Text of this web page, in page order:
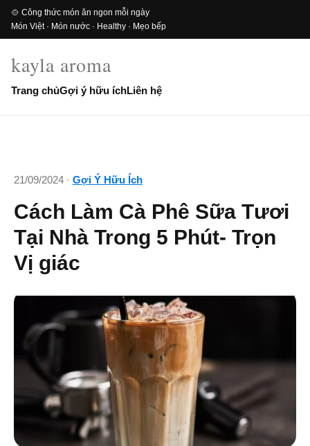
🍲 Công thức món ăn ngon mỗi ngày
Món Việt · Món nước · Healthy · Mẹo bếp
kayla aroma
Trang chủGợi ý hữu íchLiên hệ
21/09/2024 · Gợi Ý Hữu Ích
Cách Làm Cà Phê Sữa Tươi
Tại Nhà Trong 5 Phút- Trọn
Vị giác